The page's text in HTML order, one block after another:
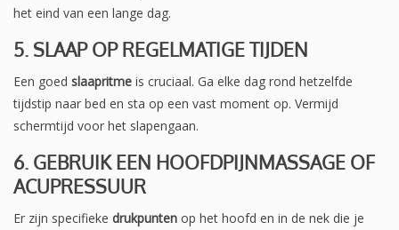
het eind van een lange dag.
5. SLAAP OP REGELMATIGE TIJDEN
Een goed slaapritme is cruciaal. Ga elke dag rond hetzelfde
tijdstip naar bed en sta op een vast moment op. Vermijd
schermtijd voor het slapengaan.
6. GEBRUIK EEN HOOFDPIJNMASSAGE OF
ACUPRESSUUR
Er zijn specifieke drukpunten op het hoofd en in de nek die je